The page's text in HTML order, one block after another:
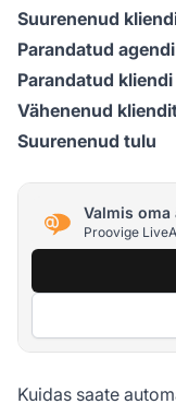
Suurenenud
Parandatud
Parandatud
Vähenenud
Suurenenud tulu
Valmis oma
Proovige
Kuidas saate